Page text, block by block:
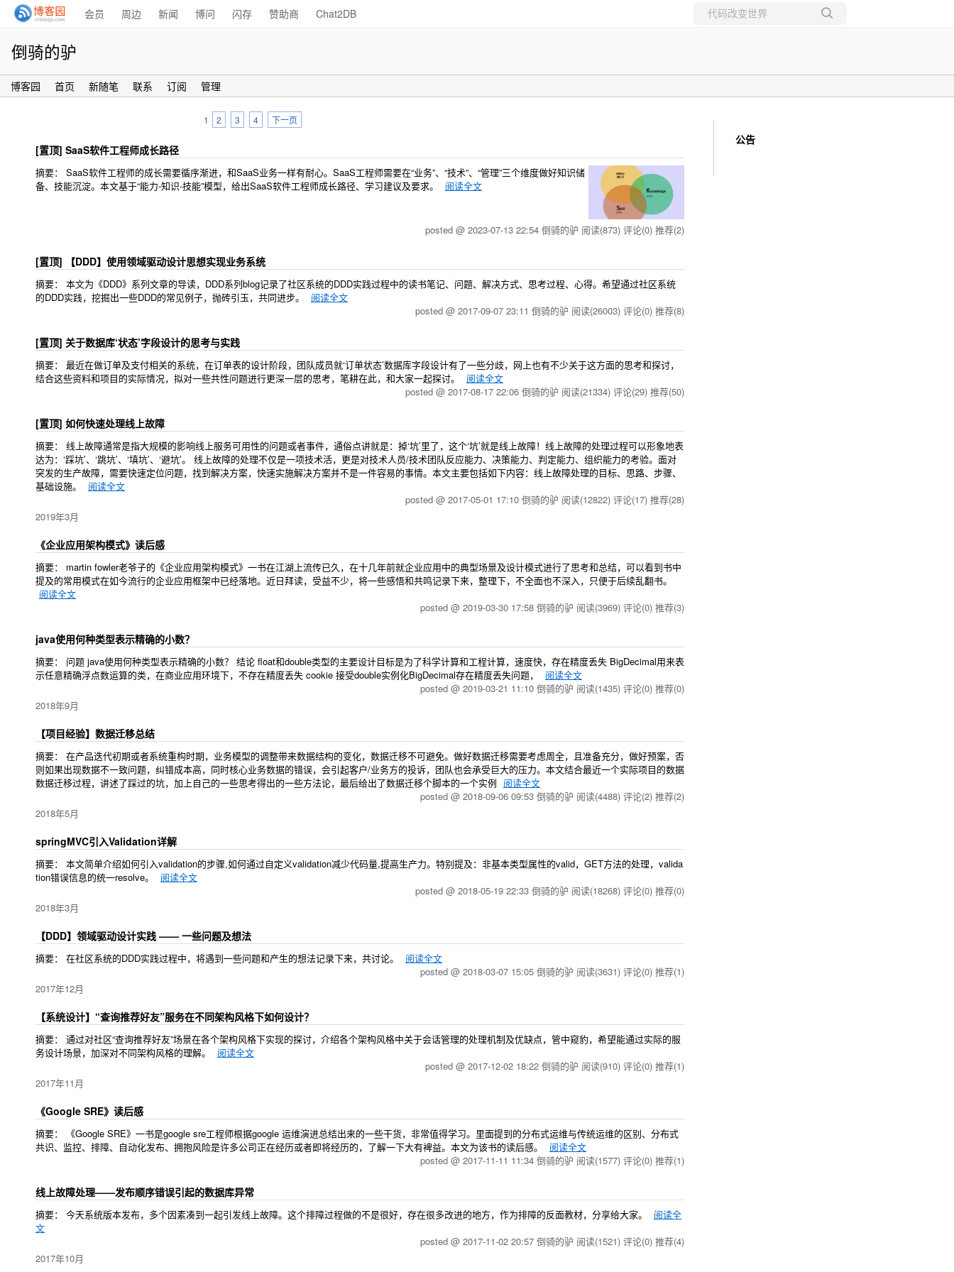
会员 周边 新闻 博问 闪存 赞助商 Chat2DB
倒骑的驴
博客园 首页 新随笔 联系 订阅 管理
1 2 3 4 下一页
[置顶] SaaS软件工程师成长路径
摘要： SaaS软件工程师的成长需要循序渐进，和SaaS业务一样有耐心。SaaS工程师需要在“业务”、“技术”、“管理”三个维度做好知识储
备、技能沉淀。本文基于“能力-知识-技能”模型，给出SaaS软件工程师成长路径、学习建议及要求。
阅读全文
posted @ 2023-07-13 22:54 倒骑的驴 阅读(873) 评论(0) 推荐(2)
[置顶] 【DDD】使用领域驱动设计思想实现业务系统
摘要： 本文为《DDD》系列文章的导读，DDD系列blog记录了社区系统的DDD实践过程中的读书笔记、问题、解决方式、思考过程、心得。希望通过社区系统
的DDD实践，挖掘出一些DDD的常见例子，抛砖引玉，共同进步。
阅读全文
posted @ 2017-09-07 23:11 倒骑的驴 阅读(26003) 评论(0) 推荐(8)
[置顶] 关于数据库‘状态’字段设计的思考与实践
摘要： 最近在做订单及支付相关的系统，在订单表的设计阶段，团队成员就‘订单状态’数据库字段设计有了一些分歧，网上也有不少关于这方面的思考和探讨，
结合这些资料和项目的实际情况，拟对一些共性问题进行更深一层的思考，笔耕在此，和大家一起探讨。
阅读全文
posted @ 2017-08-17 22:06 倒骑的驴 阅读(21334) 评论(29) 推荐(50)
[置顶] 如何快速处理线上故障
摘要： 线上故障通常是指大规模的影响线上服务可用性的问题或者事件，通俗点讲就是：掉‘坑’里了，这个‘坑’就是线上故障！线上故障的处理过程可以形象地表
达为：‘踩坑’、‘跳坑’、‘填坑’、‘避坑’。 线上故障的处理不仅是一项技术活，更是对技术人员/技术团队反应能力、决策能力、判定能力、组织能力的考验。面对
突发的生产故障，需要快速定位问题，找到解决方案，快速实施解决方案并不是一件容易的事情。本文主要包括如下内容：线上故障处理的目标、思路、步骤、
基础设施。
阅读全文
posted @ 2017-05-01 17:10 倒骑的驴 阅读(12822) 评论(17) 推荐(28)
2019年3月
《企业应用架构模式》读后感
摘要： martin fowler老爷子的《企业应用架构模式》一书在江湖上流传已久，在十几年前就企业应用中的典型场景及设计模式进行了思考和总结，可以看到书中
提及的常用模式在如今流行的企业应用框架中已经落地。近日拜读，受益不少，将一些感悟和共鸣记录下来，整理下，不全面也不深入，只便于后续乱翻书。
阅读全文
posted @ 2019-03-30 17:58 倒骑的驴 阅读(3969) 评论(0) 推荐(3)
java使用何种类型表示精确的小数？
摘要： 问题 java使用何种类型表示精确的小数？ 结论 float和double类型的主要设计目标是为了科学计算和工程计算，速度快，存在精度丢失 BigDecimal用来表
示任意精确浮点数运算的类，在商业应用环境下，不存在精度丢失 cookie 接受double实例化BigDecimal存在精度丢失问题，
阅读全文
posted @ 2019-03-21 11:10 倒骑的驴 阅读(1435) 评论(0) 推荐(0)
2018年9月
【项目经验】数据迁移总结
摘要： 在产品迭代初期或者系统重构时期，业务模型的调整带来数据结构的变化，数据迁移不可避免。做好数据迁移需要考虑周全，且准备充分，做好预案，否
则如果出现数据不一致问题，纠错成本高，同时核心业务数据的错误，会引起客户/业务方的投诉，团队也会承受巨大的压力。本文结合最近一个实际项目的数据
数据迁移过程，讲述了踩过的坑，加上自己的一些思考得出的一些方法论，最后给出了数据迁移个脚本的一个实例 阅读全文
posted @ 2018-09-06 09:53 倒骑的驴 阅读(4488) 评论(2) 推荐(2)
2018年5月
springMVC引入Validation详解
摘要： 本文简单介绍如何引入validation的步骤,如何通过自定义validation减少代码量,提高生产力。特别提及：非基本类型属性的valid，GET方法的处理，valida
tion错误信息的统一resolve。
阅读全文
posted @ 2018-05-19 22:33 倒骑的驴 阅读(18268) 评论(0) 推荐(0)
2018年3月
【DDD】领域驱动设计实践 —— 一些问题及想法
摘要： 在社区系统的DDD实践过程中，将遇到一些问题和产生的想法记录下来，共讨论。
阅读全文
posted @ 2018-03-07 15:05 倒骑的驴 阅读(3631) 评论(0) 推荐(1)
2017年12月
【系统设计】“查询推荐好友”服务在不同架构风格下如何设计？
摘要： 通过对社区“查询推荐好友”场景在各个架构风格下实现的探讨，介绍各个架构风格中关于会话管理的处理机制及优缺点，管中窥豹，希望能通过实际的服
务设计场景，加深对不同架构风格的理解。
阅读全文
posted @ 2017-12-02 18:22 倒骑的驴 阅读(910) 评论(0) 推荐(1)
2017年11月
《Google SRE》读后感
摘要： 《Google SRE》一书是google sre工程师根据google 运维演进总结出来的一些干货，非常值得学习。里面提到的分布式运维与传统运维的区别、分布式
共识、监控、排障、自动化发布、拥抱风险是许多公司正在经历或者即将经历的，了解一下大有裨益。本文为该书的读后感。
阅读全文
posted @ 2017-11-11 11:34 倒骑的驴 阅读(1577) 评论(0) 推荐(1)
线上故障处理——发布顺序错误引起的数据库异常
摘要： 今天系统版本发布，多个因素凑到一起引发线上故障。这个排障过程做的不是很好，存在很多改进的地方，作为排障的反面教材，分享给大家。
阅读全
文
posted @ 2017-11-02 20:57 倒骑的驴 阅读(1521) 评论(0) 推荐(4)
2017年10月
公告